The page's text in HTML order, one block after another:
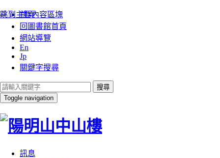
跳到主要內容區塊
:::
首頁
回圖書館首頁
網站導覽
En
Jp
關鍵字搜尋
搜尋
Toggle navigation
訊息